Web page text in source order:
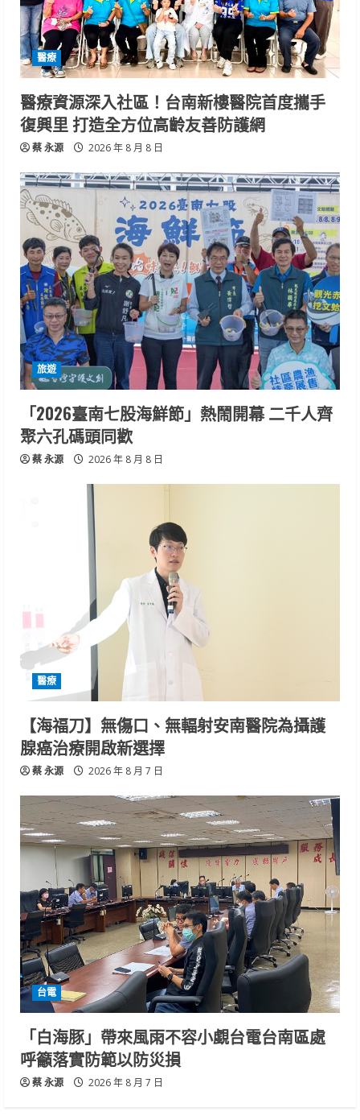
醫療
醫療資源深入社區！台南新樓醫院首度攜手
復興里 打造全方位高齡友善防護網
蔡 永源 2026 年 8 月 8 日
旅遊
「2026臺南七股海鮮節」熱鬧開幕 二千人齊
聚六孔碼頭同歡
蔡 永源 2026 年 8 月 8 日
醫療
【海福刀】無傷口、無輻射安南醫院為攝護
腺癌治療開啟新選擇
蔡 永源 2026 年 8 月 7 日
台電
「白海豚」帶來風雨不容小覷台電台南區處
呼籲落實防範以防災損
蔡 永源 2026 年 8 月 7 日